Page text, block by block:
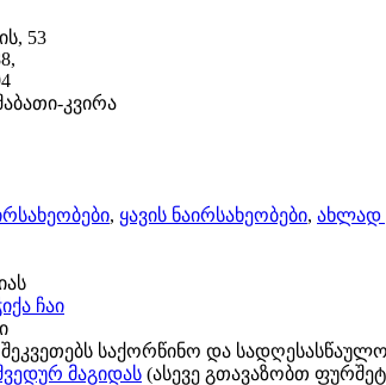
53
კვირა
, ყავის ნაირსახეობები, ახლად
ჩაი
საქორწინო და
მაგიდას (ასევე გთავაზობთ